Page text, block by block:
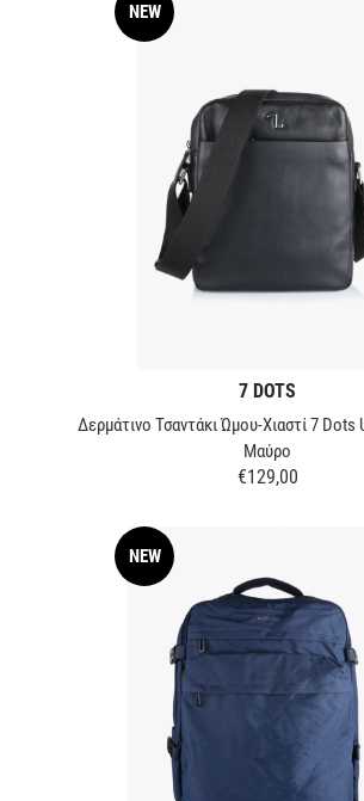
NEW
7 DOTS
Δερμάτινο Τσαντάκι Ώμου-Χιαστί 7 Dots
Μαύρο
Τιμή
€129,00
NEW